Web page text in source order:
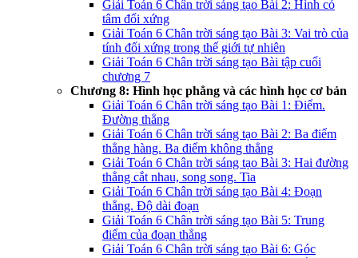
Giải Toán 6 Chân trời sáng tạo Bài 2: Hình có
tâm đối xứng
Giải Toán 6 Chân trời sáng tạo Bài 3: Vai trò của
tính đối xứng trong thế giới tự nhiên
Giải Toán 6 Chân trời sáng tạo Bài tập cuối
chương 7
Chương 8: Hình học phẳng và các hình học cơ bản
Giải Toán 6 Chân trời sáng tạo Bài 1: Điểm.
Đường thẳng
Giải Toán 6 Chân trời sáng tạo Bài 2: Ba điểm
thẳng hàng. Ba điểm không thẳng
Giải Toán 6 Chân trời sáng tạo Bài 3: Hai đường
thẳng cắt nhau, song song. Tia
Giải Toán 6 Chân trời sáng tạo Bài 4: Đoạn
thẳng. Độ dài đoạn
Giải Toán 6 Chân trời sáng tạo Bài 5: Trung
điểm của đoạn thẳng
Giải Toán 6 Chân trời sáng tạo Bài 6: Góc